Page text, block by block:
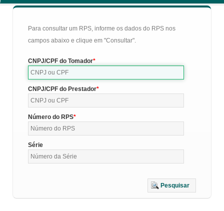
Para consultar um RPS, informe os dados do RPS nos
campos abaixo e clique em "Consultar".
CNPJ/CPF do Tomador
CNPJ/CPF do Prestador
Número do RPS
Série
Pesquisar